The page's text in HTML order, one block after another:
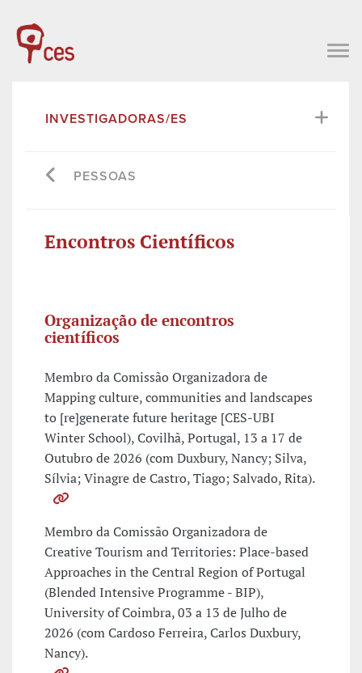
INVESTIGADORAS/ES
PESSOAS
Encontros Científicos
Organização de encontros
científicos
Membro da Comissão Organizadora de
Mapping culture, communities and landscapes
to [re]generate future heritage [CES-UBI
Winter School), Covilhã, Portugal, 13 a 17 de
Outubro de 2026 (com Duxbury, Nancy; Silva,
Sílvia; Vinagre de Castro, Tiago; Salvado, Rita).
Membro da Comissão Organizadora de
Creative Tourism and Territories: Place-based
Approaches in the Central Region of Portugal
(Blended Intensive Programme - BIP),
University of Coimbra, 03 a 13 de Julho de
2026 (com Cardoso Ferreira, Carlos Duxbury,
Nancy).